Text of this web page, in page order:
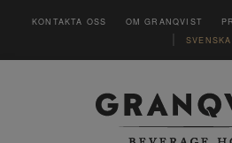
KONTAKTA OSS OM GRANQVIST
| SVENSKA